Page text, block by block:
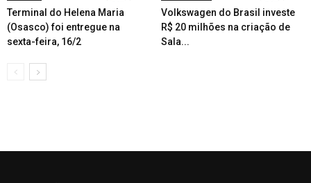
Terminal do Helena Maria
(Osasco) foi entregue na
sexta-feira, 16/2
Volkswagen do Brasil investe
R$ 20 milhões na criação de
Sala...